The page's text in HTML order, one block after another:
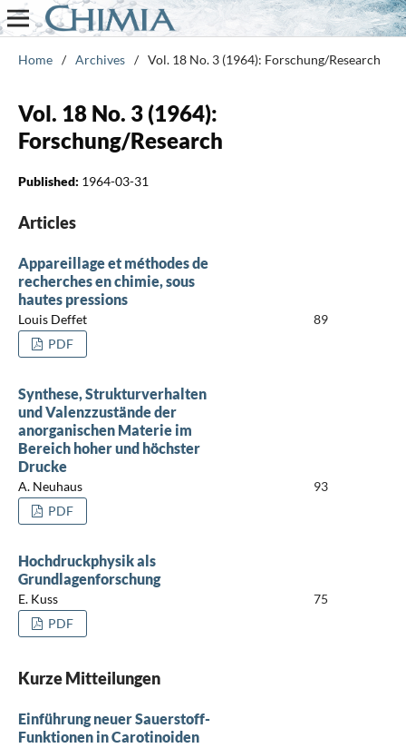
Home / Archives / Vol. 18 No. 3 (1964): Forschung/Research
Vol. 18 No. 3 (1964):
Forschung/Research
Published: 1964-03-31
Articles
Appareillage et méthodes de
recherches en chimie, sous
hautes pressions
Louis Deffet
89
PDF
Synthese, Strukturverhalten
und Valenzzustände der
anorganischen Materie im
Bereich hoher und höchster
Drucke
A. Neuhaus
93
PDF
Hochdruckphysik als
Grundlagenforschung
E. Kuss
75
PDF
Kurze Mitteilungen
Einführung neuer Sauerstoff-
Funktionen in Carotinoiden